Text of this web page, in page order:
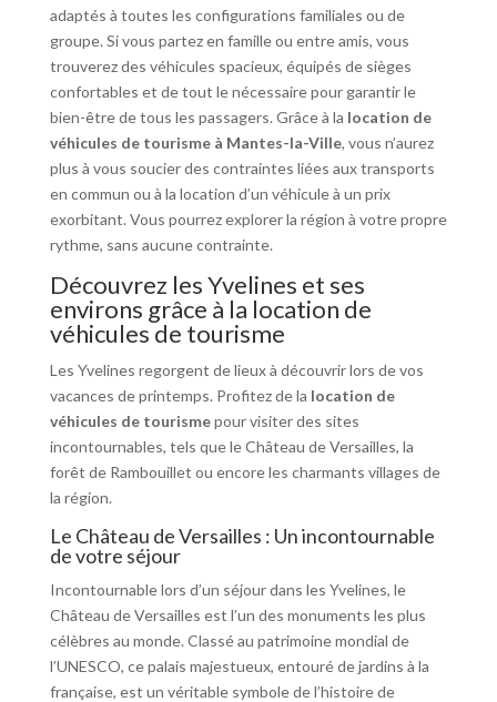
adaptés à toutes les configurations familiales ou de
groupe. Si vous partez en famille ou entre amis, vous
trouverez des véhicules spacieux, équipés de sièges
confortables et de tout le nécessaire pour garantir le
bien-être de tous les passagers. Grâce à la location de
véhicules de tourisme à Mantes-la-Ville, vous n’aurez
plus à vous soucier des contraintes liées aux transports
en commun ou à la location d’un véhicule à un prix
exorbitant. Vous pourrez explorer la région à votre propre
rythme, sans aucune contrainte.
Découvrez les Yvelines et ses
environs grâce à la location de
véhicules de tourisme
Les Yvelines regorgent de lieux à découvrir lors de vos
vacances de printemps. Profitez de la location de
véhicules de tourismepour visiter des sites
incontournables, tels que le Château de Versailles, la
forêt de Rambouillet ou encore les charmants villages de
la région.
Le Château de Versailles : Un incontournable
de votre séjour
Incontournable lors d’un séjour dans les Yvelines, le
Château de Versailles est l’un des monuments les plus
célèbres au monde. Classé au patrimoine mondial de
l’UNESCO, ce palais majestueux, entouré de jardins à la
française, est un véritable symbole de l’histoire de